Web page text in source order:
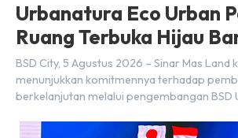
Urbanatura Eco Urban
Ruang Terbuka Hijau
BSD City
BSD City, 5 Agustus 2026 – Sinar Mas Land
menunjukkan komitmennya terhadap
berkelanjutan melalui pengembangan BSD
dengan jalur sungai sepanjang 1,5 km yang